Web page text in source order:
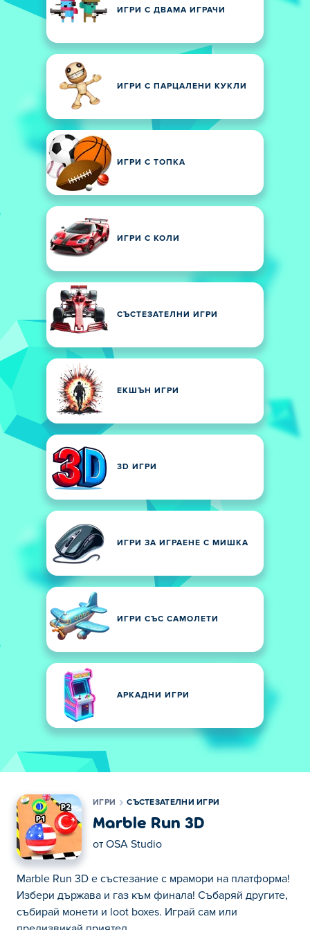
ИГРИ С ДВАМА ИГРАЧИ
ИГРИ С ПАРЦАЛЕНИ КУКЛИ
ИГРИ С ТОПКА
ИГРИ С КОЛИ
СЪСТЕЗАТЕЛНИ ИГРИ
ЕКШЪН ИГРИ
3D ИГРИ
ИГРИ ЗА ИГРАЕНЕ С МИШКА
ИГРИ СЪС САМОЛЕТИ
АРКАДНИ ИГРИ
ИГРИ СЪСТЕЗАТЕЛНИ ИГРИ
Marble Run 3D
от OSA Studio
Marble Run 3D е състезание с мрамори на платформа!
Избери държава и газ към финала! Събаряй другите,
събирай монети и loot boxes. Играй сам или